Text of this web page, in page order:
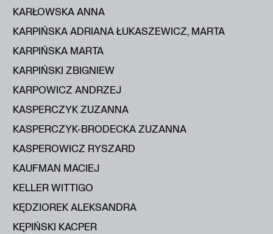
KARŁOWSKA ANNA
KARPIŃSKA ADRIANA ŁUKASZEWICZ, MARTA
KARPIŃSKA MARTA
KARPIŃSKI ZBIGNIEW
KARPOWICZ ANDRZEJ
KASPERCZYK ZUZANNA
KASPERCZYK-BRODECKA ZUZANNA
KASPEROWICZ RYSZARD
KAUFMAN MACIEJ
KELLER WITTIGO
KĘDZIOREK ALEKSANDRA
KĘPIŃSKI KACPER